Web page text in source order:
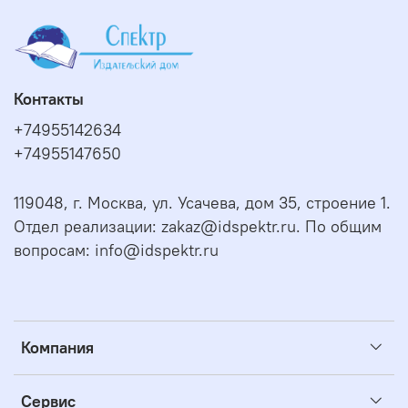
Компания
Сервис
Контакты
+74955142634
+74955147650
119048, г. Москва, ул. Усачева, дом 35, строение 1.
Отдел реализации: zakaz@idspektr.ru. По общим
вопросам: info@idspektr.ru